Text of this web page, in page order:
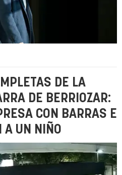
DE LA
DE BERRIOZAR:
CON BARRAS E
A UN NIÑO